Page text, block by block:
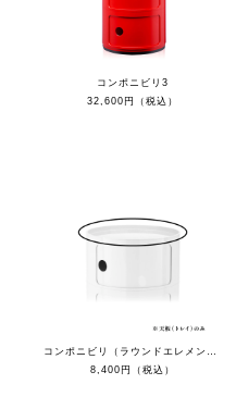
コンポニビリ3
32,600円（税込）
8,400円（税込）